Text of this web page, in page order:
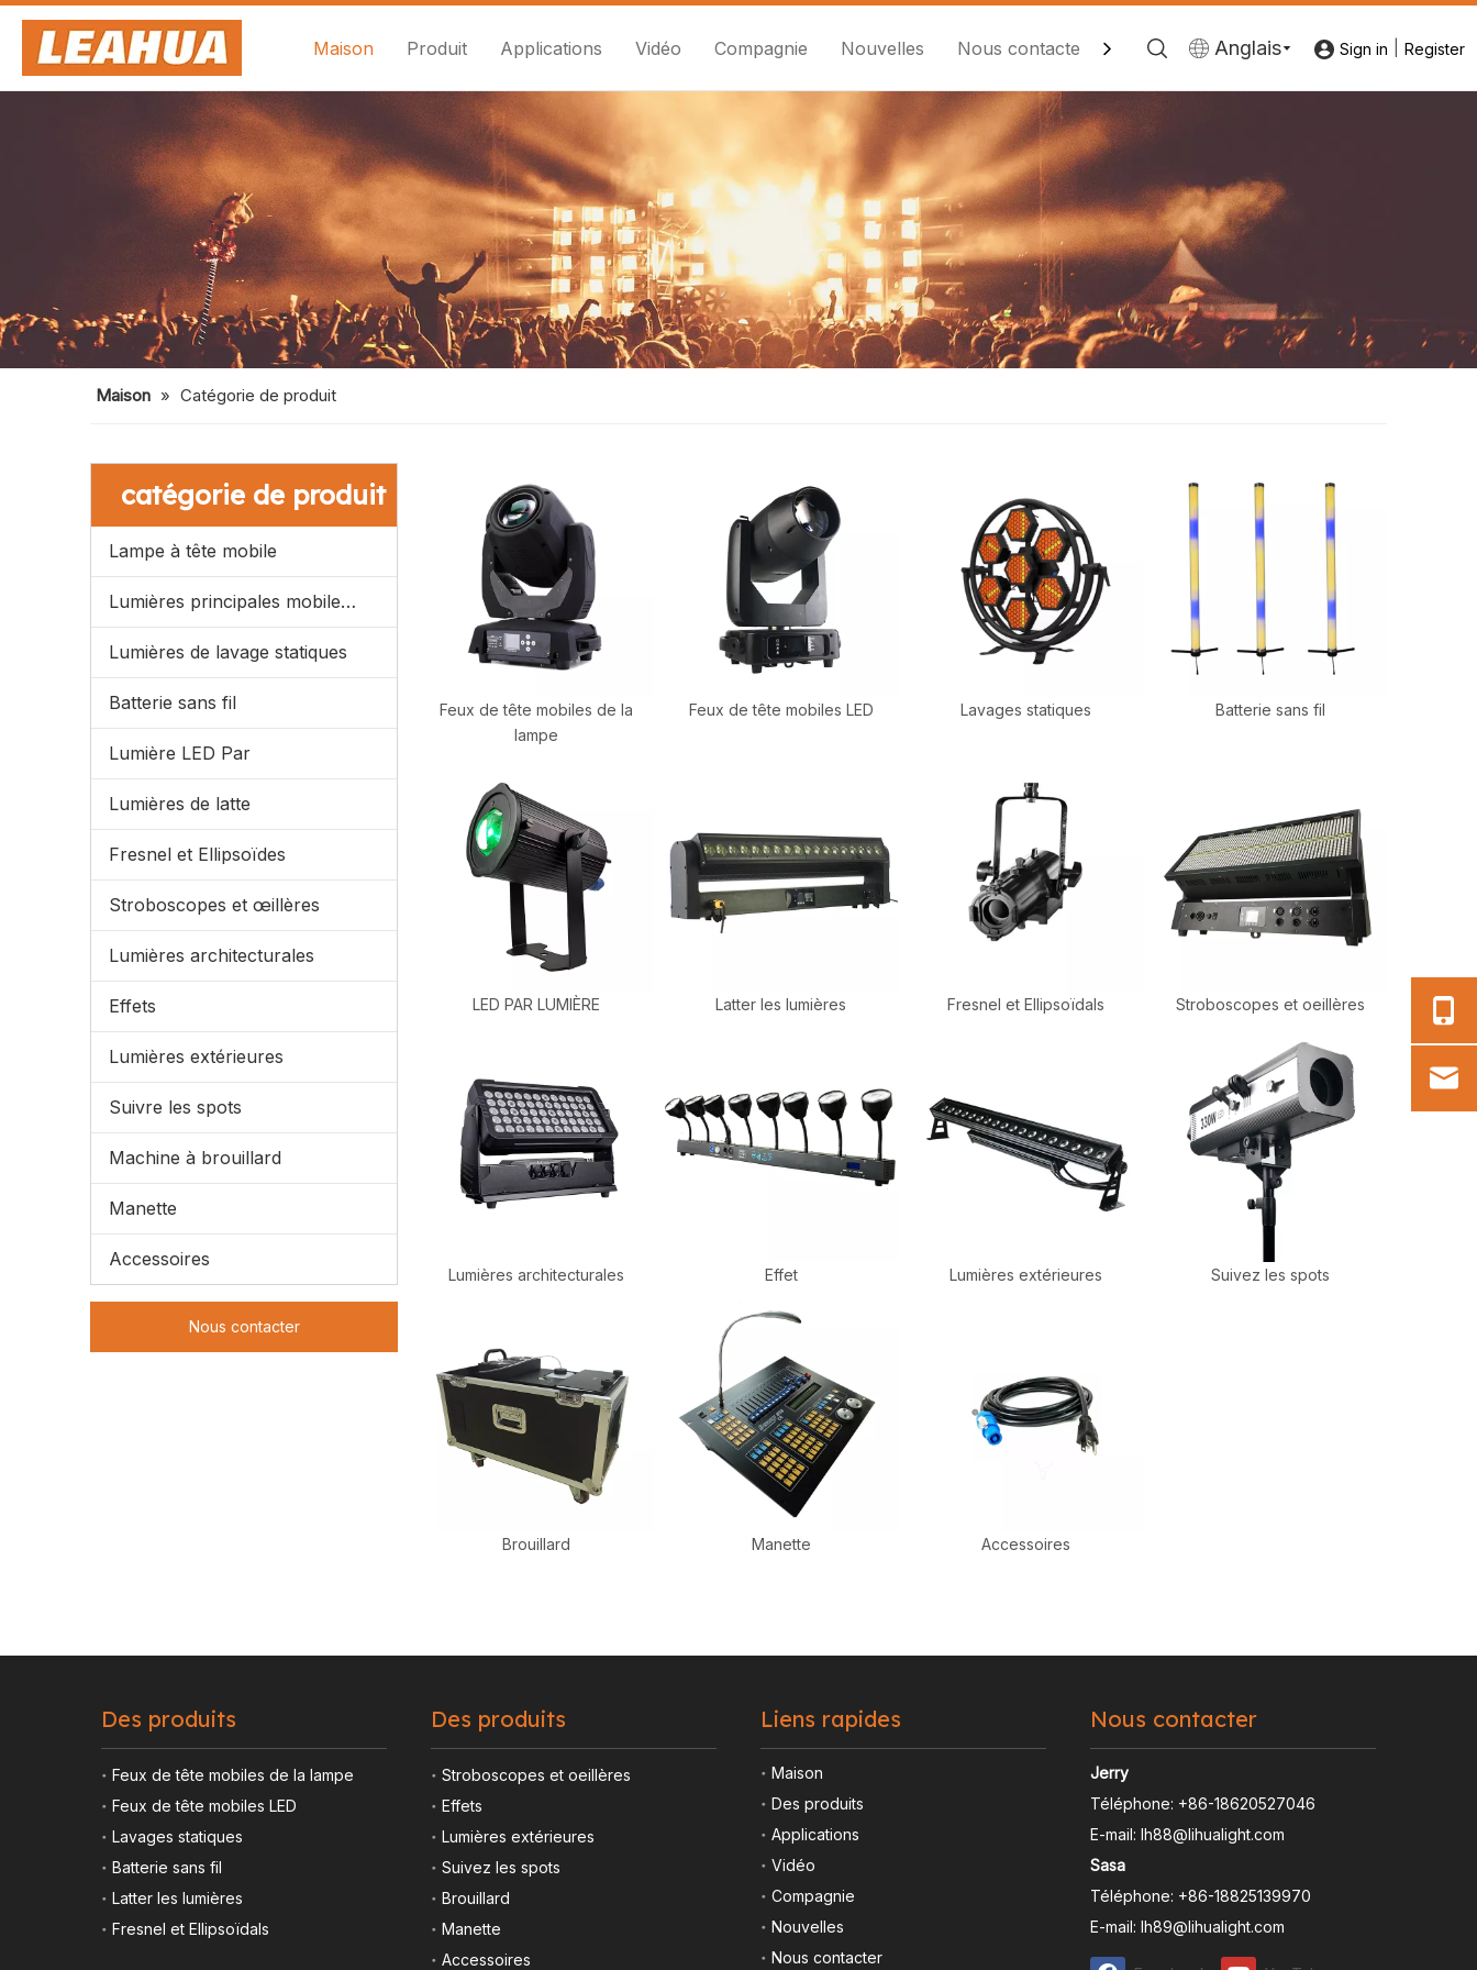
Maison Produit Applications Vidéo Compagnie Nouvelles Nous contacter Anglais Sign in Register
Maison » Catégorie de produit
catégorie de produit
Lampe à tête mobile
Lumières principales mobiles menées
Lumières de lavage statiques
Batterie sans fil
Lumière LED Par
Lumières de latte
Fresnel et Ellipsoïdes
Stroboscopes et œillères
Lumières architecturales
Effets
Lumières extérieures
Suivre les spots
Machine à brouillard
Manette
Accessoires
Nous contacter
Feux de tête mobiles de la
lampe
Feux de tête mobiles LED Lavages statiques Batterie sans fil
LED PAR LUMIÈRE Latter les lumières Fresnel et Ellipsoïdals Stroboscopes et oeillères
Lumières architecturales Effet Lumières extérieures Suivez les spots
Brouillard Manette Accessoires
Des produits
Feux de tête mobiles de la lampe
Feux de tête mobiles LED
Lavages statiques
Batterie sans fil
Latter les lumières
Fresnel et Ellipsoïdals
Des produits
Stroboscopes et oeillères
Effets
Lumières extérieures
Suivez les spots
Brouillard
Manette
Accessoires
Liens rapides
Maison
Des produits
Applications
Vidéo
Compagnie
Nouvelles
Nous contacter
Nous contacter
Jerry
Téléphone: +86-18620527046
E-mail: lh88@lihualight.com
Sasa
Téléphone: +86-18825139970
E-mail: lh89@lihualight.com